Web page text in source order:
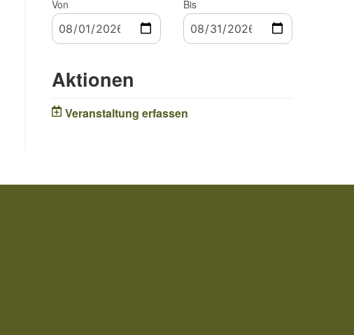
Von Bis
Aktionen
Veranstaltung erfassen